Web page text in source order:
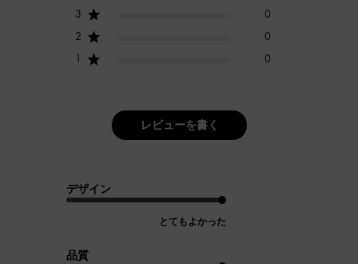
3
0
2
0
1
0
レビューを書く
デザイン
とてもよかった
品質